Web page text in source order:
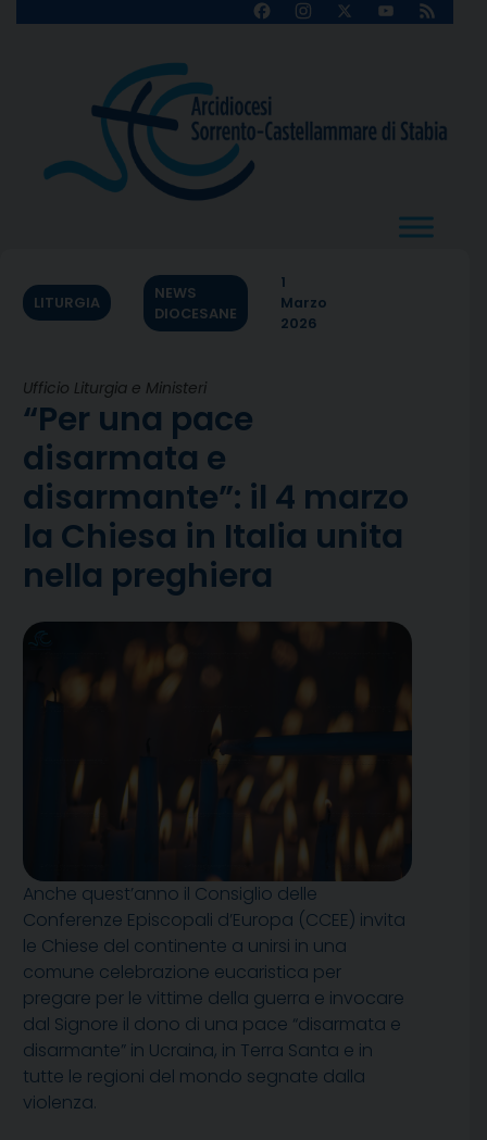
FacebookInstagram
X
YouTube
Feed
LITURGIA
NEWS
DIOCESANE
1
Marzo
2026
Ufficio Liturgia e Ministeri
“Per una pace
disarmata e
disarmante”: il 4 marzo
la Chiesa in Italia unita
nella preghiera
Anche quest’anno il Consiglio delle
Conferenze Episcopali d’Europa (CCEE) invita
le Chiese del continente a unirsi in una
comune celebrazione eucaristica per
pregare per le vittime della guerra e invocare
dal Signore il dono di una pace “disarmata e
disarmante” in Ucraina, in Terra Santa e in
tutte le regioni del mondo segnate dalla
violenza.